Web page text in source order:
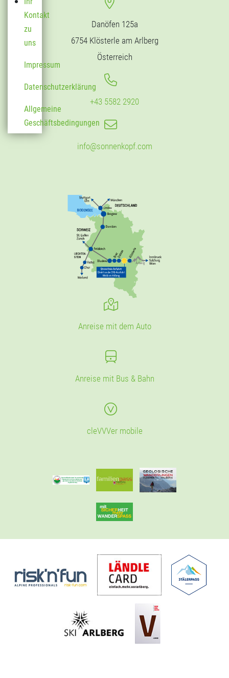
Kontakt
zu
uns
Impressum
Datenschutzerklärung
Allgemeine
Geschäftsbedingungen
Danöfen 125a
6754 Klösterle am Arlberg
Österreich
+43 5582 2920
info@sonnenkopf.com
Anreise mit dem Auto
Anreise mit Bus & Bahn
cleVVVer mobile